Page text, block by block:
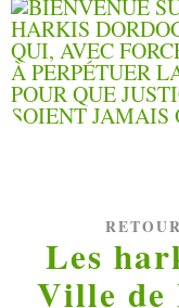
Les
Ville de